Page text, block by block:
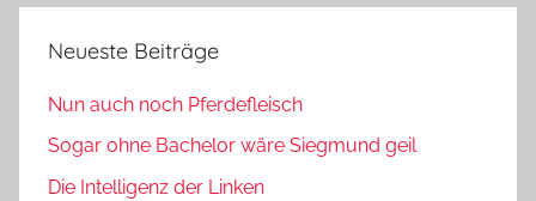
Neueste Beiträge
Nun auch noch Pferdefleisch
Sogar ohne Bachelor wäre Siegmund geil
Die Intelligenz der Linken